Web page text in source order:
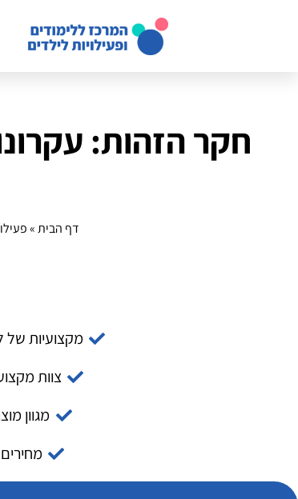
חקר הזהות:
דף הבית»
מקצועיות של
צוות
מגוון